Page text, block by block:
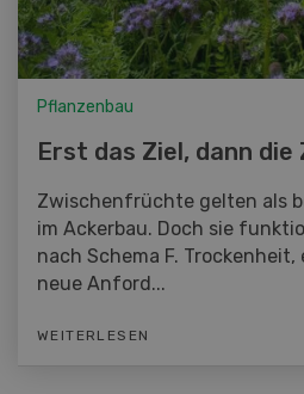
Pflanzenbau
Erst das Ziel, dann
Zwischenfrüchte gelten als
im Ackerbau. Doch sie
nach Schema F.
neue Anford...
WEITERLESEN